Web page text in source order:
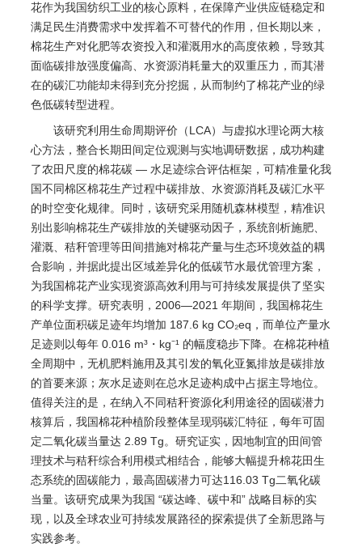
花作为我国纺织工业的核心原料，在保障产业供应链稳定和
满足民生消费需求中发挥着不可替代的作用，但长期以来，
棉花生产对化肥等农资投入和灌溉用水的高度依赖，导致其
面临碳排放强度偏高、水资源消耗量大的双重压力，而其潜
在的碳汇功能却未得到充分挖掘，从而制约了棉花产业的绿
色低碳转型进程。
该研究利用生命周期评价（LCA）与虚拟水理论两大核
心方法，整合长期田间定位观测与实地调研数据，成功构建
了农田尺度的棉花碳 — 水足迹综合评估框架，可精准量化我
国不同棉区棉花生产过程中碳排放、水资源消耗及碳汇水平
的时空变化规律。同时，该研究采用随机森林模型，精准识
别出影响棉花生产碳排放的关键驱动因子，系统剖析施肥、
灌溉、秸秆管理等田间措施对棉花产量与生态环境效益的耦
合影响，并据此提出区域差异化的低碳节水最优管理方案，
为我国棉花产业实现资源高效利用与可持续发展提供了坚实
的科学支撑。研究表明，2006—2021 年期间，我国棉花生
产单位面积碳足迹年均增加 187.6 kg CO₂eq，而单位产量水
足迹则以每年 0.016 m³・kg⁻¹ 的幅度稳步下降。在棉花种植
全周期中，无机肥料施用及其引发的氧化亚氮排放是碳排放
的首要来源；灰水足迹则在总水足迹构成中占据主导地位。
值得关注的是，在纳入不同秸秆资源化利用途径的固碳潜力
核算后，我国棉花种植阶段整体呈现弱碳汇特征，每年可固
定二氧化碳当量达 2.89 Tg。研究证实，因地制宜的田间管
理技术与秸秆综合利用模式相结合，能够大幅提升棉花田生
态系统的固碳能力，最高固碳潜力可达116.03 Tg二氧化碳
当量。该研究成果为我国 “碳达峰、碳中和” 战略目标的实
现，以及全球农业可持续发展路径的探索提供了全新思路与
实践参考。